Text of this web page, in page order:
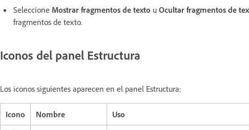
Seleccione Mostrar fragmentos de texto u Ocultar fragmentos de
fragmentos de texto.
Iconos del panel Estructura
Los iconos siguientes aparecen en el panel Estructura:
Icono Nombre Uso